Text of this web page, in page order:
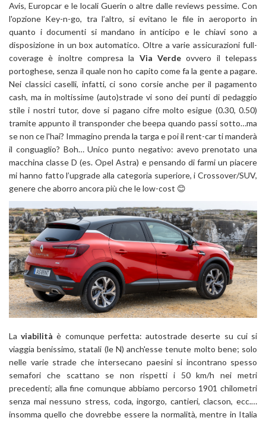
Avis, Europcar e le locali Guerin o altre dalle reviews pessime. Con
l'opzione Key-n-go, tra l’altro, si evitano le file in aeroporto in
quanto i documenti si mandano in anticipo e le chiavi sono a
disposizione in un box automatico. Oltre a varie assicurazioni full-
coverage è inoltre compresa la Via Verde ovvero il telepass
portoghese, senza il quale non ho capito come fa la gente a pagare.
Nei classici caselli, infatti, ci sono corsie anche per il pagamento
cash, ma in moltissime (auto)strade vi sono dei punti di pedaggio
stile i nostri tutor, dove si pagano cifre molto esigue (0.30, 0.50)
tramite appunto il transponder che beepa quando passi sotto…ma
se non ce l'hai? Immagino prenda la targa e poi il rent-car ti manderà
il conguaglio? Boh… Unico punto negativo: avevo prenotato una
macchina classe D (es. Opel Astra) e pensando di farmi un piacere
mi hanno fatto l’upgrade alla categoria superiore, i Crossover/SUV,
genere che aborro ancora più che le low-cost 😊
Laviabilità è comunque perfetta: autostrade deserte su cui si
viaggia benissimo, statali (le N) anch'esse tenute molto bene; solo
nelle varie strade che intersecano paesini si incontrano spesso
semafori che scattano se non rispetti i 50 km/h nei metri
precedenti; alla fine comunque abbiamo percorso 1901 chilometri
senza mai nessuno stress, coda, ingorgo, cantieri, clacson, ecc.…
insomma quello che dovrebbe essere la normalità, mentre in Italia